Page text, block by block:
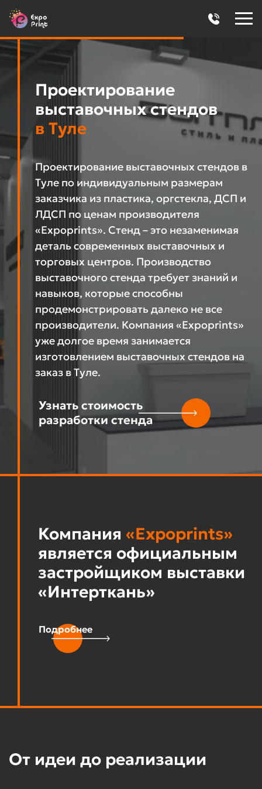
Проектирование
выставочных стендов
в Туле
Проектирование выставочных стендов в
Туле по индивидуальным размерам
заказчика из пластика, оргстекла, ДСП и
ЛДСП по ценам производителя
«Expoprints». Стенд – это незаменимая
деталь современных выставочных и
торговых центров. Производство
выставочного стенда требует знаний и
навыков, которые способны
продемонстрировать далеко не все
производители. Компания «Expoprints»
уже долгое время занимается
изготовлением выставочных стендов на
заказ в Туле.
Узнать стоимость
разработки стенда
Компания «Expoprints»
является официальным
застройщиком выставки
«Интерткань»
Подробнее
От идеи до реализации